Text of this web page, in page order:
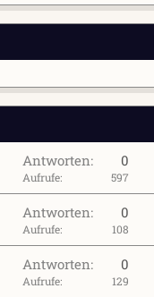
Antworten 0
Aufrufe 597
Antworten 0
Aufrufe 108
Antworten 0
Aufrufe 129